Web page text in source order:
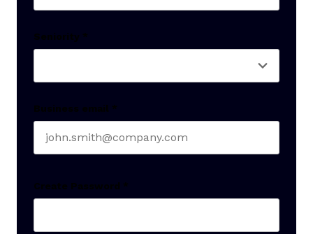
Seniority *
Business email *
Create Password *